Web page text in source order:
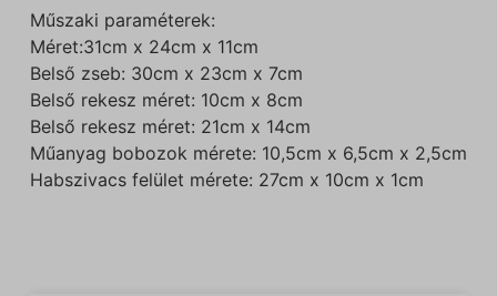
Műszaki paraméterek:
Méret:31cm x 24cm x 11cm
Belső zseb: 30cm x 23cm x 7cm
Belső rekesz méret: 10cm x 8cm
Belső rekesz méret: 21cm x 14cm
Műanyag bobozok mérete: 10,5cm x 6,5cm x 2,5cm
Habszivacs felület mérete: 27cm x 10cm x 1cm